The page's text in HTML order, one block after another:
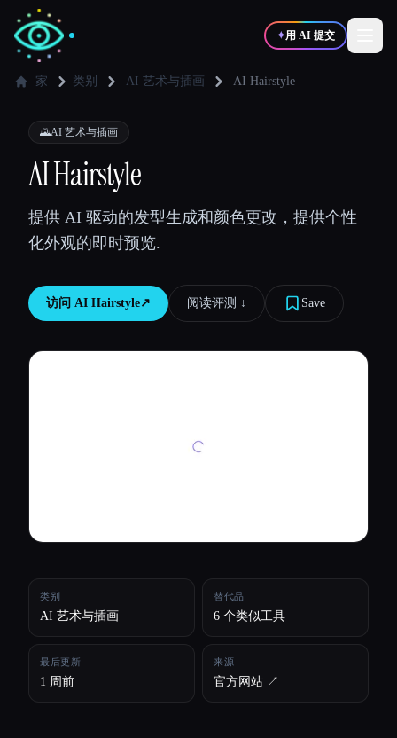
✦用 AI 提交
✍️写作者
💻
🎓学生
家 类别 AI 艺术与插画 AI Hairstyle
🌄AI 艺术与插画
AI Hairstyle
提供 AI 驱动的发型生成和颜色更改，提供个性
化外观的即时预览.
访问 AI Hairstyle↗︎ 阅读评测 ↓︎ Save
类别
AI 艺术与插画
替代品
6 个类似工具
最后更新
1 周前
来源
官方网站 ↗︎